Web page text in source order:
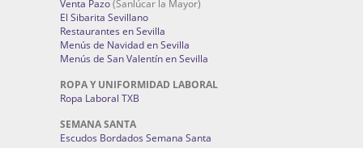
Venta Pazo(Sanlúcar la Mayor)
El Sibarita Sevillano
Restaurantes en Sevilla
Menús de Navidad en Sevilla
Menús de San Valentín en Sevilla
ROPA Y UNIFORMIDAD LABORAL
Ropa Laboral TXB
SEMANA SANTA
Escudos Bordados Semana Santa